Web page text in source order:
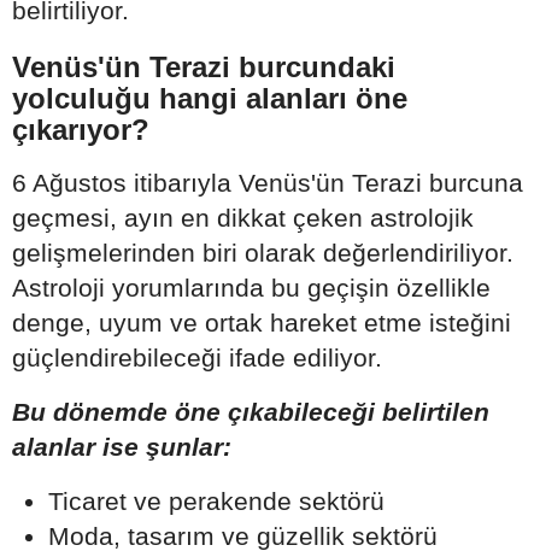
belirtiliyor.
Venüs'ün Terazi burcundaki
yolculuğu hangi alanları öne
çıkarıyor?
6 Ağustos itibarıyla Venüs'ün Terazi burcuna
geçmesi, ayın en dikkat çeken astrolojik
gelişmelerinden biri olarak değerlendiriliyor.
Astroloji yorumlarında bu geçişin özellikle
denge, uyum ve ortak hareket etme isteğini
güçlendirebileceği ifade ediliyor.
Bu dönemde öne çıkabileceği belirtilen
alanlar ise şunlar:
Ticaret ve perakende sektörü
Moda, tasarım ve güzellik sektörü